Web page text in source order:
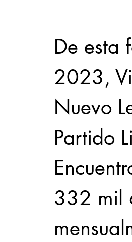
De esta
2023,
Nuevo
Partido
332 mil